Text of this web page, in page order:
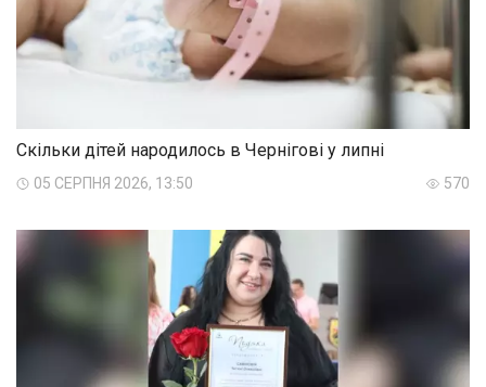
Скільки дітей народилось в Чернігові у липні
05 СЕРПНЯ 2026, 13:50 570